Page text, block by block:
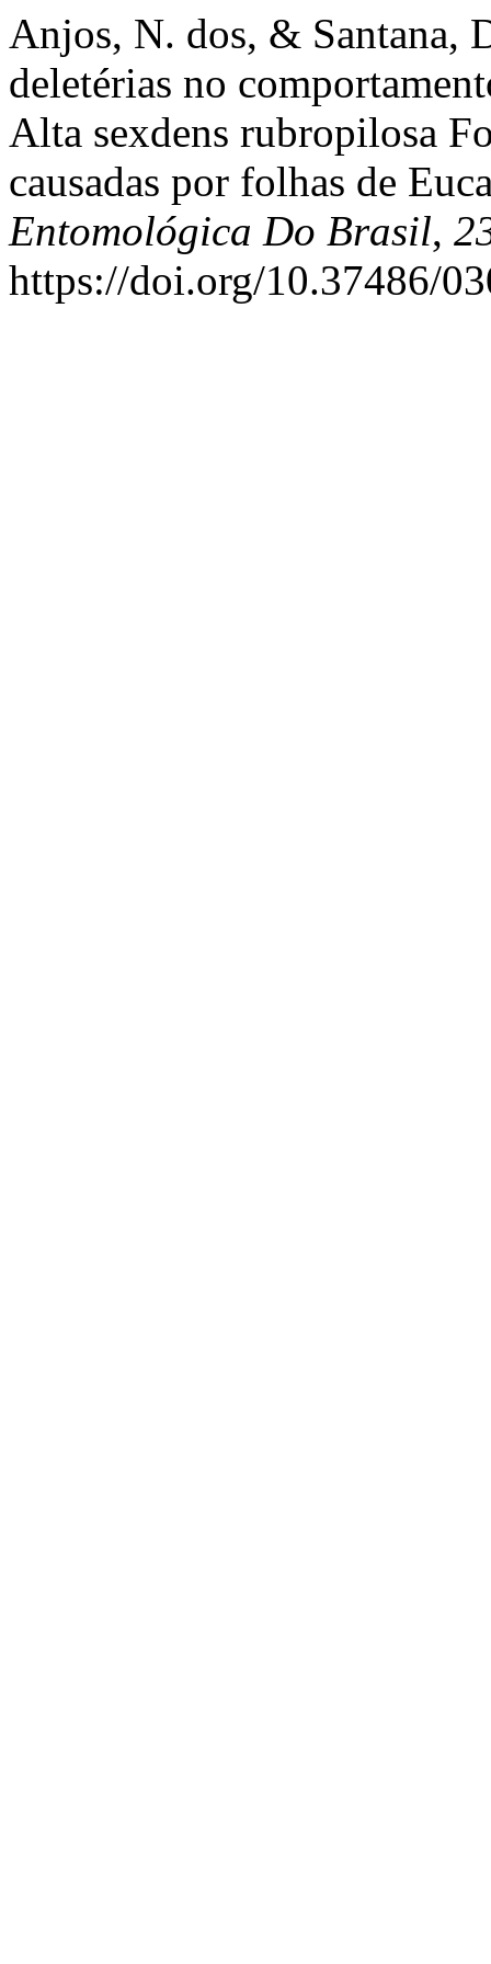
Anjos, N. dos, & Santana,
deletérias no
Alta sexdens rubropilosa
causadas por folhas de
Entomológica Do Brasil,
https://doi.org/10.37486/